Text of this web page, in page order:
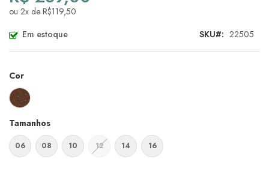
ou 2x de R$119,50
Em estoque
SKU 22505
Cor
Tamanhos
06 08 10 12 14 16
Galeria
de
imagens